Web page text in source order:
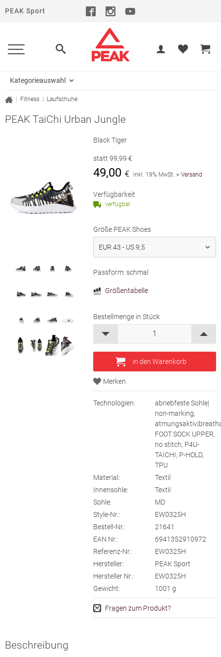
PEAK Sport
Kategorieauswahl
Fitness Laufschuhe
PEAK TaiChi Urban Jungle
Black Tiger
statt99,99 €
49,00 € inkl. 19% MwSt. +Versand
Verfügbarkeit
verfügbar
Größe PEAK Shoes
Passform: schmal
Größentabelle
Bestellmenge in Stück
Technologien:
abriebfeste Sohle|
non-marking,
FOOT SOCK UPPER,
no stitch, P4U-
TAICHI, P-HOLD,
TPU
Material:
Textil
Innensohle:
Textil
Sohle:
MD
Style-Nr.:
EW0325H
Bestell-Nr.:
21641
EAN Nr.:
6941352910972
Referenz-Nr.:
EW0325H
Hersteller:
PEAK Sport
Hersteller Nr.:
EW0325H
Gewicht:
1001 g
Fragen zum Produkt?
Beschreibung